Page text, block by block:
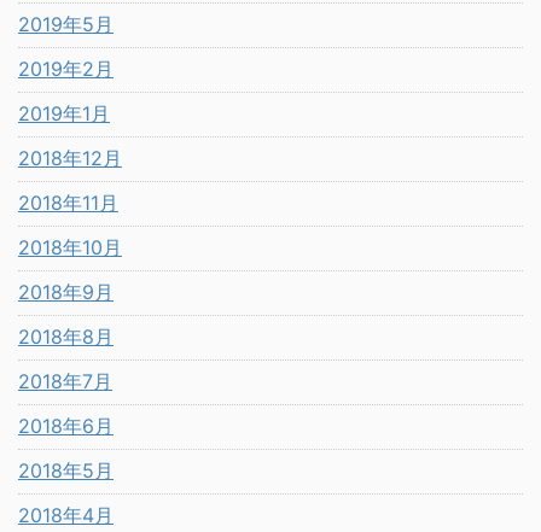
2019年5月
2019年2月
2019年1月
2018年12月
2018年11月
2018年10月
2018年9月
2018年8月
2018年7月
2018年6月
2018年5月
2018年4月